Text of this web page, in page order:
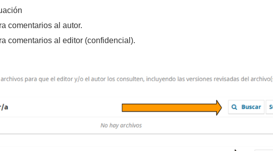
comentarios al autor.
comentarios al editor (confidencial).